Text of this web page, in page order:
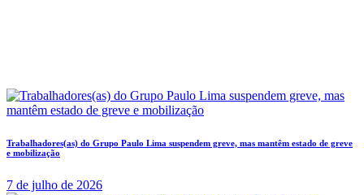
Trabalhadores(as) do Grupo Paulo Lima suspendem greve, mas mantêm estado de greve
e mobilização
7 de julho de 2026